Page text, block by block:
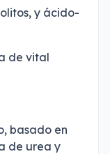
y ácido-
de vital
basado en
de urea y